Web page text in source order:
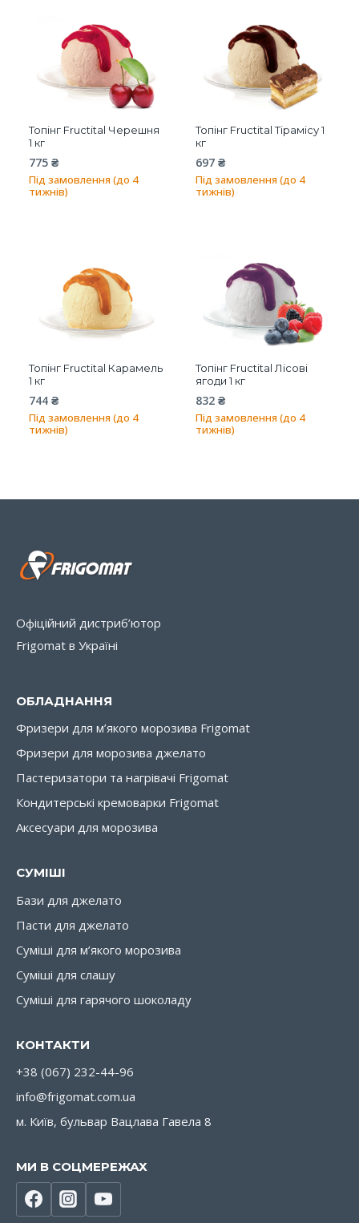
Топінг Fructital Черешня
1 кг
775 ₴
Під замовлення (до 4
тижнів)
Топінг Fructital Тірамісу 1
кг
697 ₴
Під замовлення (до 4
тижнів)
Топінг Fructital Карамель
1 кг
744 ₴
Під замовлення (до 4
тижнів)
Топінг Fructital Лісові
ягоди 1 кг
832 ₴
Під замовлення (до 4
тижнів)
Офіційний дистриб’ютор
Frigomat в Україні
ОБЛАДНАННЯ
Фризери для м’якого морозива Frigomat
Фризери для морозива джелато
Пастеризатори та нагрівачі Frigomat
Кондитерські кремоварки Frigomat
Аксесуари для морозива
СУМІШІ
Бази для джелато
Пасти для джелато
Суміші для м’якого морозива
Суміші для слашу
Суміші для гарячого шоколаду
КОНТАКТИ
+38 (067) 232-44-96
info@frigomat.com.ua
м. Київ, бульвар Вацлава Гавела 8
МИ В СОЦМЕРЕЖАХ